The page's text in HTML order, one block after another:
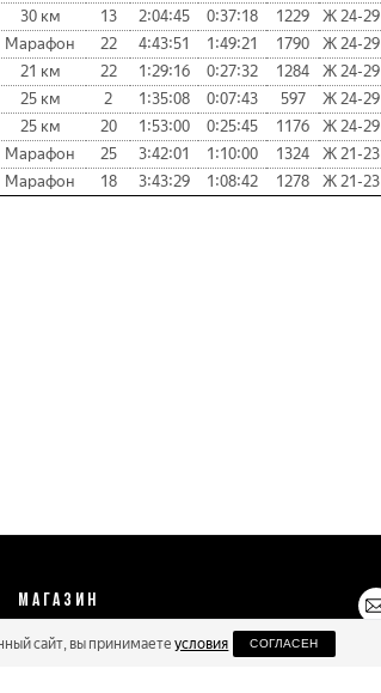
30 км 13 2:04:45 0:37:18 1229 Ж 24-29
Марафон 22 4:43:51 1:49:21 1790 Ж 24-29
21 км 22 1:29:16 0:27:32 1284 Ж 24-29
25 км 2 1:35:08 0:07:43 597 Ж 24-29
25 км 20 1:53:00 0:25:45 1176 Ж 24-29
Марафон 25 3:42:01 1:10:00 1324 Ж 21-23
Марафон 18 3:43:29 1:08:42 1278 Ж 21-23
МАГАЗИН
Реквизиты
сайт, вы принимаетеусловия СОГЛАСЕН